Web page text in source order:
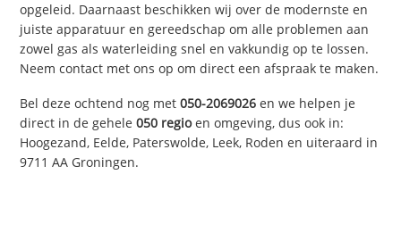
opgeleid. Daarnaast beschikken wij over de modernste en
juiste apparatuur en gereedschap om alle problemen aan
zowel gas als waterleiding snel en vakkundig op te lossen.
Neem contact met ons op om direct een afspraak te maken.
Bel deze ochtend nog met050-2069026 en we helpen je
direct in de gehele050 regioen omgeving, dus ook in:
Hoogezand, Eelde, Paterswolde, Leek, Roden en uiteraard in
9711 AA Groningen.